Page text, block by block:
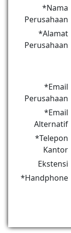
*Nama
Perusahaan
*Alamat
Perusahaan
*Email
Perusahaan
*Email
Alternatif
*Telepon
Kantor
Ekstensi
*Handphone